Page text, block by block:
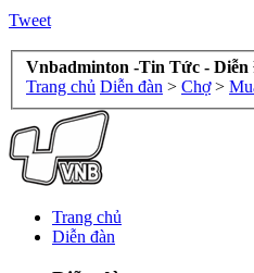
Tweet
Vnbadminton -Tin Tức -
Trang chủ Diễn đàn > Chợ >
Trang chủ
Diễn đàn